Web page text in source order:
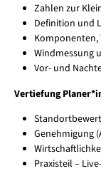
Zahlen zur
Definition und
Windmessung
Vor- und
Vertiefung
Genehmigung
Praxisteil –